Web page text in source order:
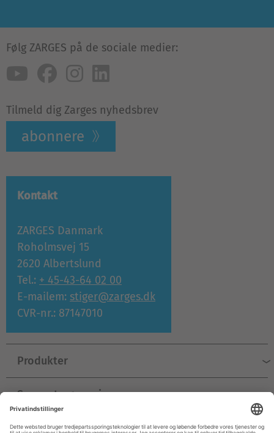
Følg ZARGES på de sociale medier:
Tilmeld dig Zarges nyhedsbrev
abonnere
Kontakt
ZARGES Danmark
Roholmsvej 15
2620 Albertslund
Tel.: + 45-43-64 02 00
E-mailem: stiger@zarges.dk
CVR-nr.: 87147010
Produkter
Support og service
Virksomhed